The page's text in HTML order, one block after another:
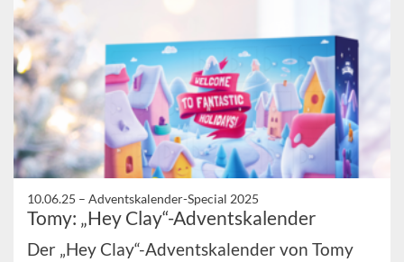
10.06.25 – Adventskalender-Special 2025
Tomy: „Hey Clay“-Adventskalender
Der „Hey Clay“-Adventskalender von Tomy